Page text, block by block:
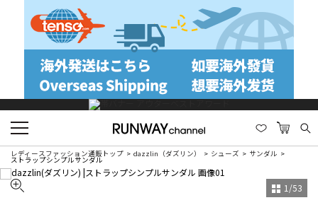
レディースファッション通販トップ dazzlin（ダズリン） シューズ サンダル
ストラップシンプルサンダル
1 /53